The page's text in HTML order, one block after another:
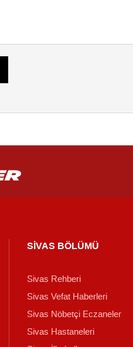
SİVAS BÖLÜMÜ
Sivas Rehberi
Sivas Vefat Haberleri
Sivas Nöbetçi Eczaneler
Sivas Hastaneleri